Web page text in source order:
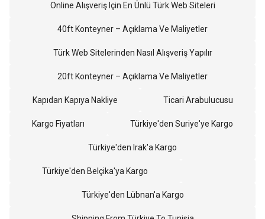
Online Alışveriş Için En Ünlü Türk Web Siteleri
40ft Konteyner – Açıklama Ve Maliyetler
Türk Web Sitelerinden Nasıl Alışveriş Yapılır
20ft Konteyner – Açıklama Ve Maliyetler
Kapıdan Kapıya Nakliye Ticari Arabulucusu
Kargo Fiyatları Türkiye'den Suriye'ye Kargo
Türkiye'den Irak'a Kargo
Türkiye'den Belçika'ya Kargo
Türkiye'den Lübnan'a Kargo